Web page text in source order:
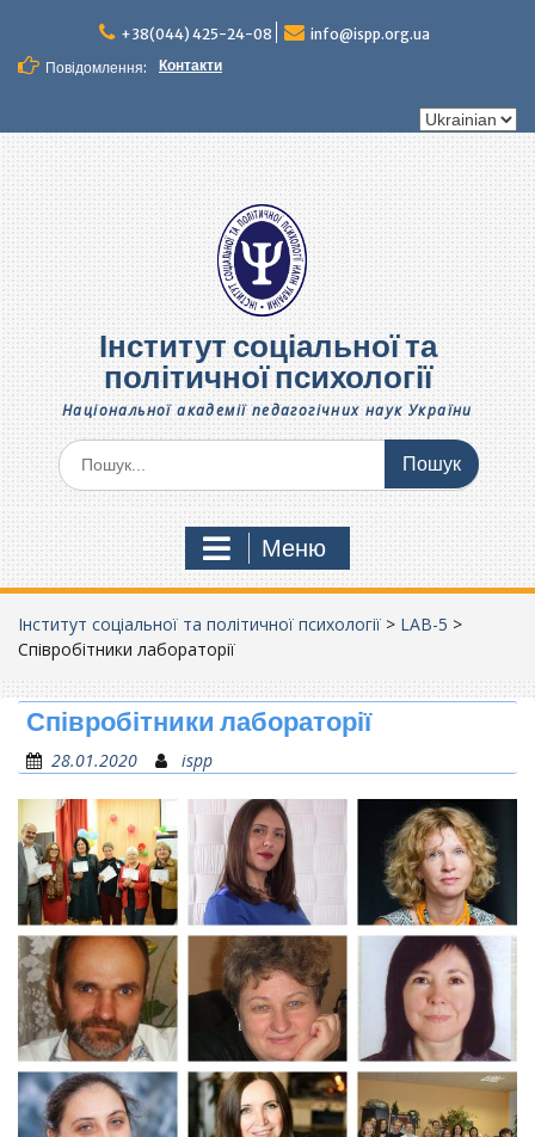
+38(044) 425-24-08
info@ispp.org.ua
Повідомлення:
Контакти
Інститут соціальної та
політичної психології
Національної академії педагогічних наук України
Меню
Інститут соціальної та політичної психології > LAB-5 >
Співробітники лабораторії
Співробітники лабораторії
28.01.2020 ispp